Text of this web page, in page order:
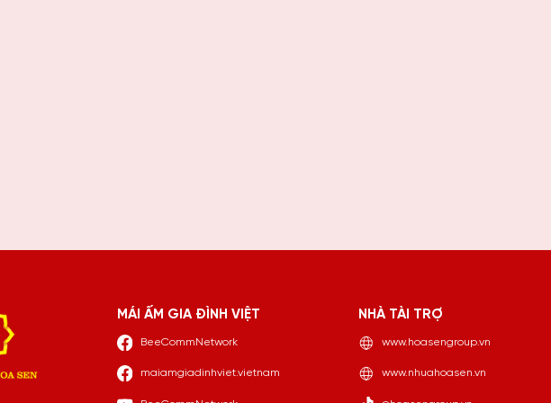
MÁI ẤM GIA ĐÌNH VIỆT
BeeCommNetwork
maiamgiadinhviet.vietnam
NHÀ TÀI TRỢ
www.hoasengroup.vn
www.nhuahoasen.vn